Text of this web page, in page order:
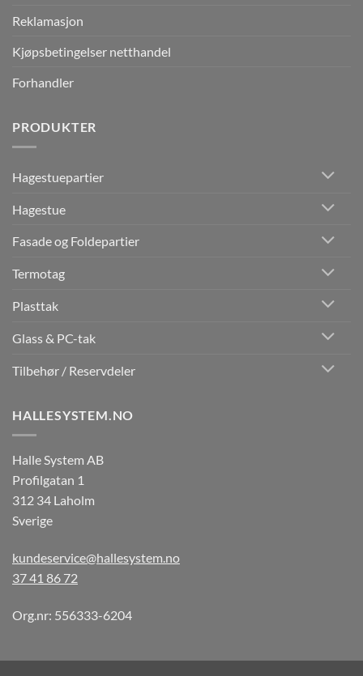
Reklamasjon
Kjøpsbetingelser netthandel
Forhandler
PRODUKTER
Hagestuepartier
Hagestue
Fasade og Foldepartier
Termotag
Plasttak
Glass & PC-tak
Tilbehør / Reservdeler
HALLESYSTEM.NO
Halle System AB
Profilgatan 1
312 34 Laholm
Sverige
kundeservice@hallesystem.no
37 41 86 72
Org.nr: 556333-6204